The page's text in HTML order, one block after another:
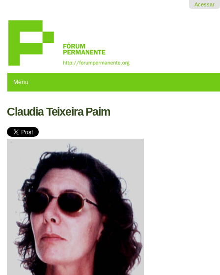
navegação
Acessar
Menu
Claudia Teixeira Paim